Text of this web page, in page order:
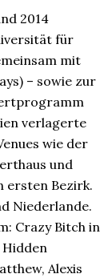
2014
für
mit
– sowie zur
verlagerte
wie der
und
ersten Bezirk.
Niederlande.
Crazy Bitch in
Hidden
Alexis